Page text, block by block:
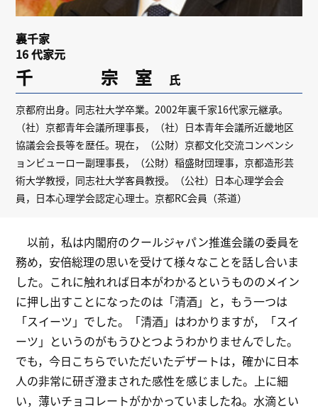
裏千家
16 代家元
千 宗 室 氏
京都府出身。同志社大学卒業。2002年裏千家16代家元継承。
（社）京都青年会議所理事長，（社）日本青年会議所近畿地区
協議会会長等を歴任。現在，（公財）京都文化交流コンベンシ
ョンビューロー副理事長，（公財）稲盛財団理事，京都造形芸
術大学教授，同志社大学客員教授。（公社）日本心理学会会
員，日本心理学会認定心理士。京都RC会員（茶道）
以前，私は内閣府のクールジャパン推進会議の委員を
務め，安倍総理の思いを受けて様々なことを話し合いま
した。これに触れれば日本がわかるというもののメイン
に押し出すことになったのは「清酒」と，もう一つは
「スイーツ」でした。「清酒」はわかりますが，「スイ
ーツ」というのがもうひとつようわかりませんでした。
でも，今日こちらでいただいたデザートは，確かに日本
人の非常に研ぎ澄まされた感性を感じました。上に細
い，薄いチョコレートがかかっていましたね。水滴とい